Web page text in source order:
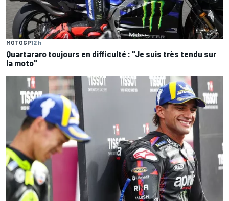
MOTOGP12 h
Quartararo toujours en difficulté : "Je suis très tendu sur
la moto"